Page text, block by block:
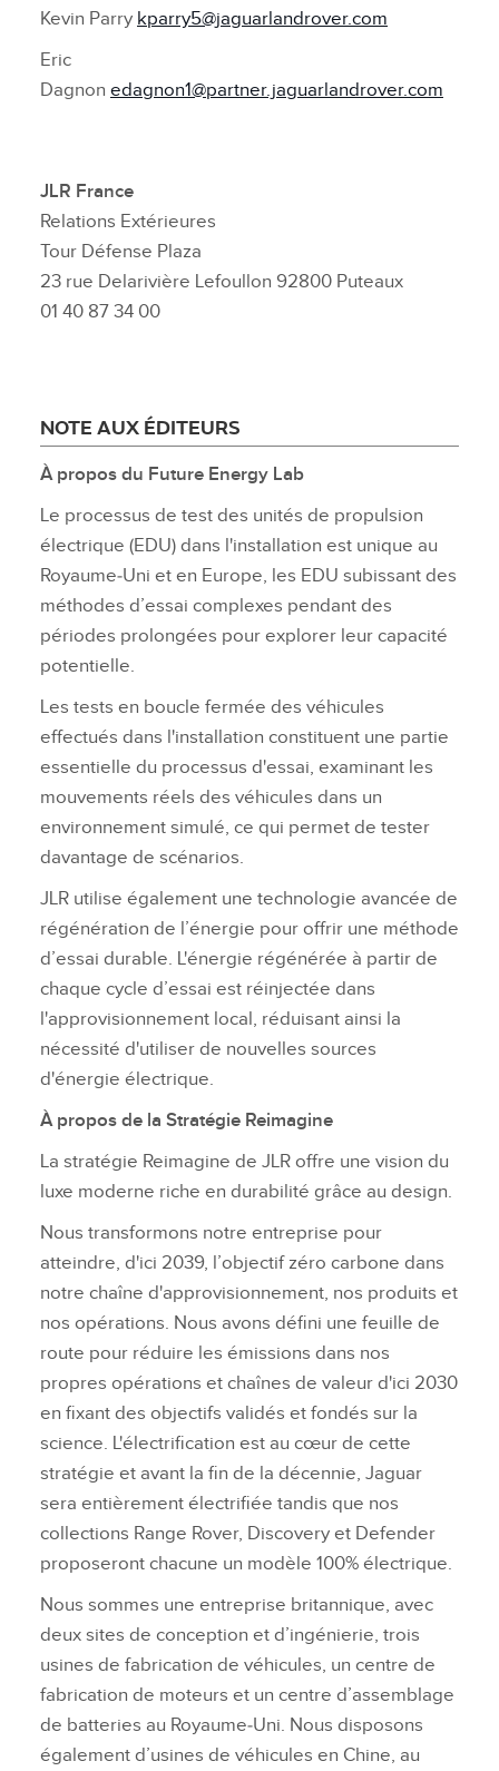
Kevin Parry kparry5@jaguarlandrover.com
Eric
Dagnon edagnon1@partner.jaguarlandrover.com
JLR France
Relations Extérieures
Tour Défense Plaza
23 rue Delarivière Lefoullon 92800 Puteaux
01 40 87 34 00
NOTE AUX ÉDITEURS
À propos du Future Energy Lab
Le processus de test des unités de propulsion
électrique (EDU) dans l'installation est unique au
Royaume‑Uni et en Europe, les EDU subissant des
méthodes d’essai complexes pendant des
périodes prolongées pour explorer leur capacité
potentielle.
Les tests en boucle fermée des véhicules
effectués dans l'installation constituent une partie
essentielle du processus d'essai, examinant les
mouvements réels des véhicules dans un
environnement simulé, ce qui permet de tester
davantage de scénarios.
JLR utilise également une technologie avancée de
régénération de l’énergie pour offrir une méthode
d’essai durable. L'énergie régénérée à partir de
chaque cycle d’essai est réinjectée dans
l'approvisionnement local, réduisant ainsi la
nécessité d'utiliser de nouvelles sources
d'énergie électrique.
À propos de la Stratégie Reimagine
La stratégie Reimagine de JLR offre une vision du
luxe moderne riche en durabilité grâce au design.
Nous transformons notre entreprise pour
atteindre, d'ici 2039, l’objectif zéro carbone dans
notre chaîne d'approvisionnement, nos produits et
nos opérations. Nous avons défini une feuille de
route pour réduire les émissions dans nos
propres opérations et chaînes de valeur d'ici 2030
en fixant des objectifs validés et fondés sur la
science. L'électrification est au cœur de cette
stratégie et avant la fin de la décennie, Jaguar
sera entièrement électrifiée tandis que nos
collections Range Rover, Discovery et Defender
proposeront chacune un modèle 100% électrique.
Nous sommes une entreprise britannique, avec
deux sites de conception et d’ingénierie, trois
usines de fabrication de véhicules, un centre de
fabrication de moteurs et un centre d’assemblage
de batteries au Royaume‑Uni. Nous disposons
également d’usines de véhicules en Chine, au